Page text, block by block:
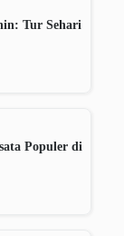
Tur Sehari
Populer di